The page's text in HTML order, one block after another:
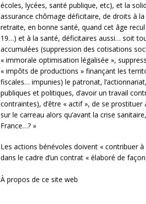
écoles, lycées, santé publique, etc), et la
assurance chômage déficitaire, de droits à
retraite, en bonne santé, quand cet âge
19…) et à la santé, déficitaires aussi… soit
accumulées (suppression des cotisations
« immorale optimisation légalisée »,
« impôts de productions » finançant les
fiscales… impunies) le patronat,
publiques et politiques, d’avoir un travail
contraintes), d’être « actif », de se
sur le carreau alors qu’avant la crise
France…? »
Les actions bénévoles doivent « contribuer
dans le cadre d’un contrat « élaboré de
À propos de ce site web